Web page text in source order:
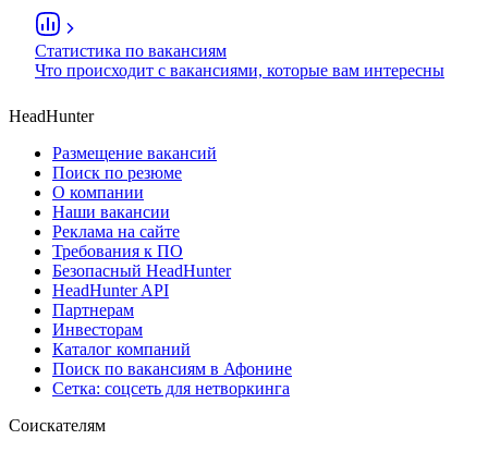
Статистика по вакансиям
Что происходит с вакансиями, которые вам интересны
HeadHunter
Размещение вакансий
Поиск по резюме
О компании
Наши вакансии
Реклама на сайте
Требования к ПО
Безопасный HeadHunter
HeadHunter API
Партнерам
Инвесторам
Каталог компаний
Поиск по вакансиям в Афонине
Сетка: соцсеть для нетворкинга
Соискателям